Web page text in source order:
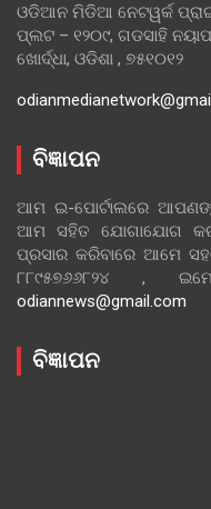
ଓଡିଆନ ମିଡିଆ ନେଟୱର୍କ
ପ୍ଲଟ – ୧୨୦୯, ଗଡସାହି
ଖୋର୍ଦ୍ଧା, ଓଡିଶା , ୭୫୧୦୧୨
ବିଜ୍ଞାପନ
ଆମ ଇ-ପୋର୍ଟାଲରେ
ଆମ ସହିତ ଯୋଗାଯୋଗ
ପ୍ରସାର କରିବାରେ ଆମେ
୮୮୯୫୭୬୬୮୨୪ ,
odiannews@gmail.com
ବିଜ୍ଞାପନ